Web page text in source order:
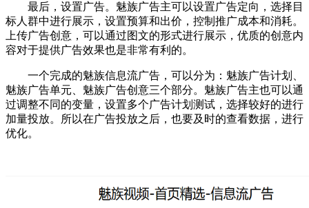
最后，设置广告。魅族广告主可以设置广告定向，选择目
标人群中进行展示，设置预算和出价，控制推广成本和消耗。
上传广告创意，可以通过图文的形式进行展示，优质的创意内
容对于提供广告效果也是非常有利的。
一个完成的魅族信息流广告，可以分为：魅族广告计划、
魅族广告单元、魅族广告创意三个部分。魅族广告主也可以通
过调整不同的变量，设置多个广告计划测试，选择较好的进行
加量投放。所以在广告投放之后，也要及时的查看数据，进行
优化。